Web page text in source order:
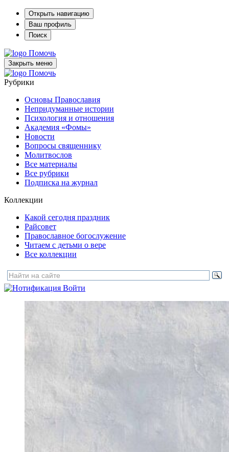
Открыть навигацию
Ваш профиль
Поиск
Помочь
Закрыть меню
Помочь
Рубрики
Основы Православия
Непридуманные истории
Психология и отношения
Академия «Фомы»
Новости
Вопросы священнику
Молитвослов
Все материалы
Все рубрики
Подписка на журнал
Коллекции
Какой сегодня праздник
Райсовет
Православное богослужение
Читаем с детьми о вере
Все коллекции
Войти